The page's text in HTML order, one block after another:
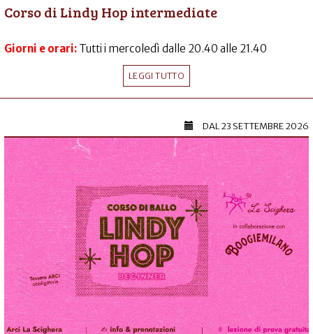
Corso di Lindy Hop intermediate
Giorni e orari: Tutti i mercoledì dalle 20.40 alle 21.40
LEGGI TUTTO
DAL23 SETTEMBRE 2026